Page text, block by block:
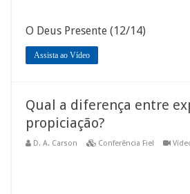
O Deus Presente (12/14)
Assista ao Vídeo
Qual a diferença entre
propiciação?
D. A. Carson Conferência Fiel